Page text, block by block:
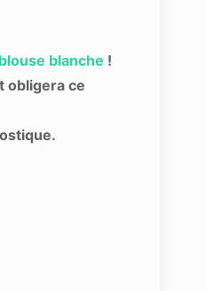
blanche !
obligera ce